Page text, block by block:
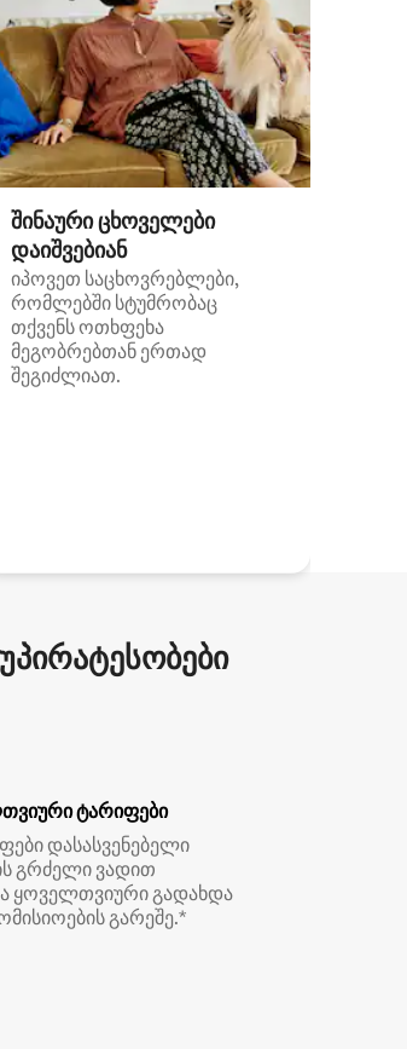
შინაური ცხოველები
დაიშვებიან
იპოვეთ საცხოვრებლები,
რომლებში სტუმრობაც
თქვენს ოთხფეხა
მეგობრებთან ერთად
შეგიძლიათ.
ტარიფები
დასასვენებელი
გრძელი ვადით
ყოველთვიური გადახდა
გარეშე.*